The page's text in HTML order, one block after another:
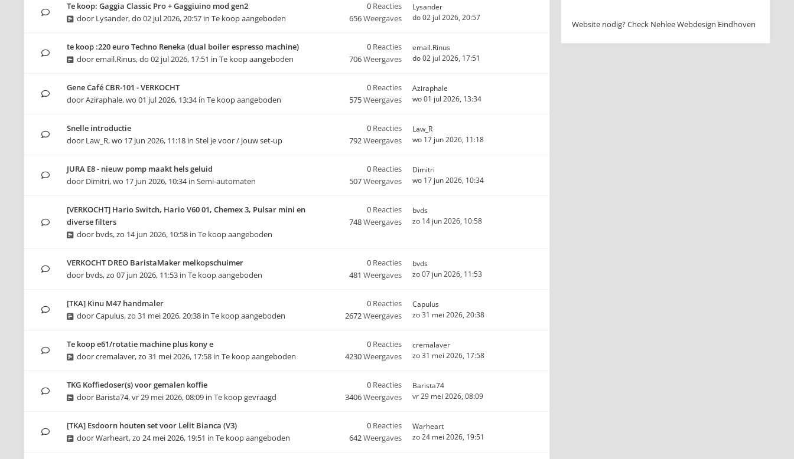
Te koop: Gaggia Classic Pro + Gaggiuino mod gen2
door Lysander,do 02 jul 2026, 20:57 in Te koop aangeboden
0 Reacties
656Weergaves
Lysander
do 02 jul 2026, 20:57
te koop :220 euro Techno Reneka (dual boiler espresso machine)
dooremail.Rinus,do 02 jul 2026, 17:51 in Te koop aangeboden
0 Reacties
706Weergaves
email.Rinus
do 02 jul 2026, 17:51
Gene Café CBR-101 - VERKOCHT
doorAziraphale,wo 01 jul 2026, 13:34in Te koop aangeboden
0 Reacties
575Weergaves
Aziraphale
wo 01 jul 2026, 13:34
Snelle introductie
door Law_R,wo 17 jun 2026, 11:18 in Stel je voor / jouw set-up
0 Reacties
792Weergaves
Law_R
wo 17 jun 2026, 11:18
JURA E8 - nieuw pomp maakt hels geluid
door Dimitri,wo 17 jun 2026, 10:34in Semi-automaten
0 Reacties
507Weergaves
Dimitri
wo 17 jun 2026, 10:34
[VERKOCHT] Hario Switch, Hario V60 01, Chemex 3, Pulsar mini en
diverse filters
door bvds,zo 14 jun 2026, 10:58 in Te koop aangeboden
0 Reacties
748Weergaves
bvds
zo 14 jun 2026, 10:58
VERKOCHT DREO BaristaMaker melkopschuimer
door bvds,zo 07 jun 2026, 11:53 in Te koop aangeboden
0 Reacties
481 Weergaves
bvds
zo 07 jun 2026, 11:53
[TKA] Kinu M47 handmaler
doorCapulus,zo 31 mei 2026, 20:38 in Te koop aangeboden
0 Reacties
2672Weergaves
Capulus
zo 31 mei 2026, 20:38
Te koop e61/rotatie machine plus kony e
doorcremalaver,zo 31 mei 2026, 17:58 in Te koop aangeboden
0 Reacties
4230Weergaves
cremalaver
zo 31 mei 2026, 17:58
TKG Koffiedoser(s) voor gemalen koffie
door Barista74,vr 29 mei 2026, 08:09 in Te koop gevraagd
0 Reacties
3406Weergaves
Barista74
vr 29 mei 2026, 08:09
[TKA] Esdoorn houten set voor Lelit Bianca (V3)
doorWarheart,zo 24 mei 2026, 19:51 in Te koop aangeboden
0 Reacties
642Weergaves
Warheart
zo 24 mei 2026, 19:51
Website nodig? Check Nehlee Webdesign Eindhoven